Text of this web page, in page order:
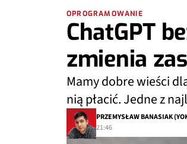
OPROGRAMOWANIE
ChatGPT
zmienia
Mamy dobre wieści
nią płacić. Jedne z
PRZEMYSŁAW BANASIAK
21:46